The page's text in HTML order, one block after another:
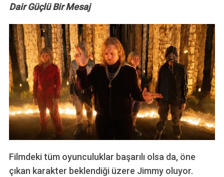
Dair Güçlü Bir Mesaj
Filmdeki tüm oyunculuklar başarılı olsa da, öne
çıkan karakter beklendiği üzere Jimmy oluyor.